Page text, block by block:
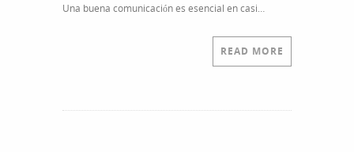
Una buena comunicación es esencial en casi…
READ MORE